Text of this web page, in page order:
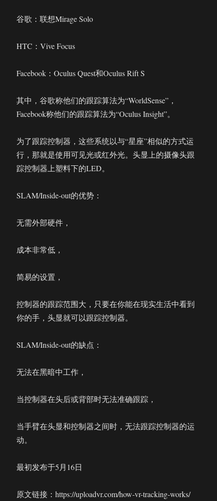
谷歌：联想Mirage Solo
HTC：Vive Focus
Facebook：Oculus Quest和Oculus Rift S
其中，谷歌称他们的跟踪算法为“WorldSense”，
Facebook称他们的跟踪算法为“Oculus Insight”。
为了跟踪控制器，这些系统以与“星座”相似的方式运
行，那就是使用可见光或红外光。头显上的摄像头跟
踪控制器上塑料下的LED。
SLAM/Inside-out的优势：
无需外部硬件，
成本非常低，
简易的设置，
控制器的跟踪范围大，只要在你能在现实生活中看到
你的手，头显就可以跟踪控制器。
SLAM/Inside-out的缺点：
无法在黑暗中工作，
当控制器在头后或背部时无法准确跟踪，
当手臂在头显和控制器之间时，无法跟踪控制器的运
动。
最初发布于5月16日
原文链接：https://uploadvr.com/how-vr-tracking-works/